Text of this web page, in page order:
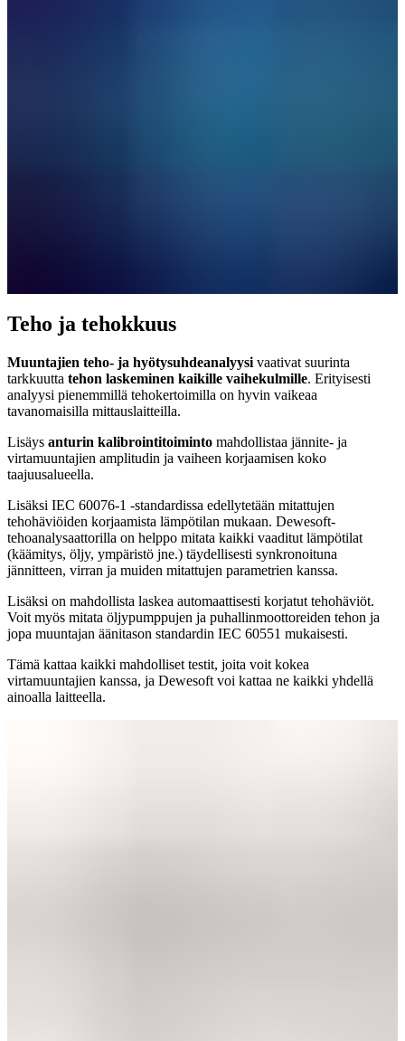
Teho ja tehokkuus
Muuntajien teho- ja hyötysuhdeanalyysi vaativat suurinta
tarkkuutta tehon laskeminen kaikille vaihekulmille. Erityisesti
analyysi pienemmillä tehokertoimilla on hyvin vaikeaa
tavanomaisilla mittauslaitteilla.
Lisäys anturin kalibrointitoiminto mahdollistaa jännite- ja
virtamuuntajien amplitudin ja vaiheen korjaamisen koko
taajuusalueella.
Lisäksi IEC 60076-1 -standardissa edellytetään mitattujen
tehohäviöiden korjaamista lämpötilan mukaan. Dewesoft-
tehoanalysaattorilla on helppo mitata kaikki vaaditut lämpötilat
(käämitys, öljy, ympäristö jne.) täydellisesti synkronoituna
jännitteen, virran ja muiden mitattujen parametrien kanssa.
Lisäksi on mahdollista laskea automaattisesti korjatut tehohäviöt.
Voit myös mitata öljypumppujen ja puhallinmoottoreiden tehon ja
jopa muuntajan äänitason standardin IEC 60551 mukaisesti.
Tämä kattaa kaikki mahdolliset testit, joita voit kokea
virtamuuntajien kanssa, ja Dewesoft voi kattaa ne kaikki yhdellä
ainoalla laitteella.